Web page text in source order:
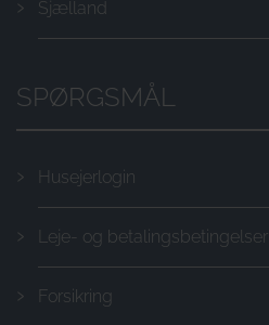
Sjælland
SPØRGSMÅL
Husejerlogin
Leje- og betalingsbetingelser
Forsikring